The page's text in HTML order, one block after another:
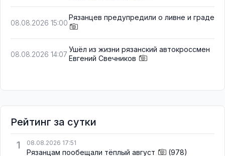
08.08.2026 15:00
Рязанцев предупредили о ливне и граде
08.08.2026 14:07
Ушёл из жизни рязанский автокроссмен
Евгений Свечников
Рейтинг за сутки
1
08.08.2026 17:51
Рязанцам пообещали тёплый август (978)